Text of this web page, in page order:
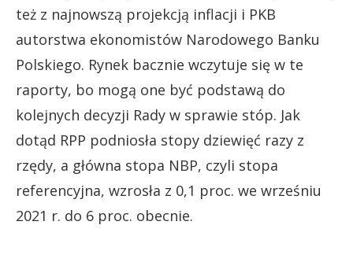
też z najnowszą projekcją inflacji i PKB
autorstwa ekonomistów Narodowego Banku
Polskiego. Rynek bacznie wczytuje się w te
raporty, bo mogą one być podstawą do
kolejnych decyzji Rady w sprawie stóp. Jak
dotąd RPP podniosła stopy dziewięć razy z
rzędy, a główna stopa NBP, czyli stopa
referencyjna, wzrosła z 0,1 proc. we wrześniu
2021 r. do 6 proc. obecnie.